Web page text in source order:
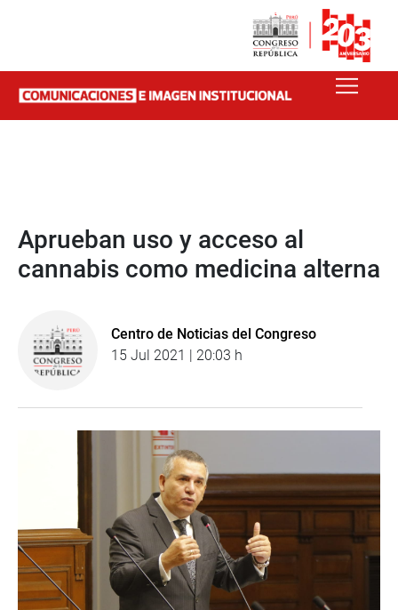
Aprueban uso y acceso al
cannabis como medicina alterna
Centro de Noticias del Congreso
15 Jul 2021 | 20:03 h